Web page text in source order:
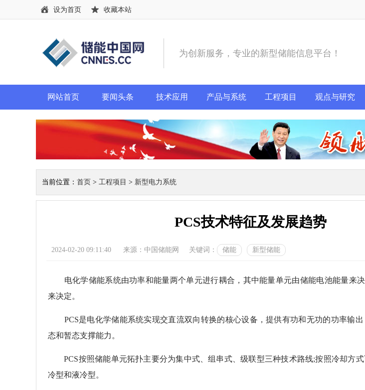
设为首页 收藏本站
为创新服务，专业的新型储能信息平台！
网站首页 要闻头条 技术应用 产品与系统 工程项目 观点与研究
当前位置： 首页 > 工程项目 > 新型电力系统
PCS技术特征及发展趋势
2024-02-20 09:11:40 来源：中国储能网 关键词： 储能 新型储能
电化学储能系统由功率和能量两个单元进行耦合，其中能量单元由储能电池能量来决
来决定。
PCS是电化学储能系统实现交直流双向转换的核心设备，提供有功和无功的功率输出
态和暂态支撑能力。
PCS按照储能单元拓扑主要分为集中式、组串式、级联型三种技术路线;按照冷却方
冷型和液冷型。